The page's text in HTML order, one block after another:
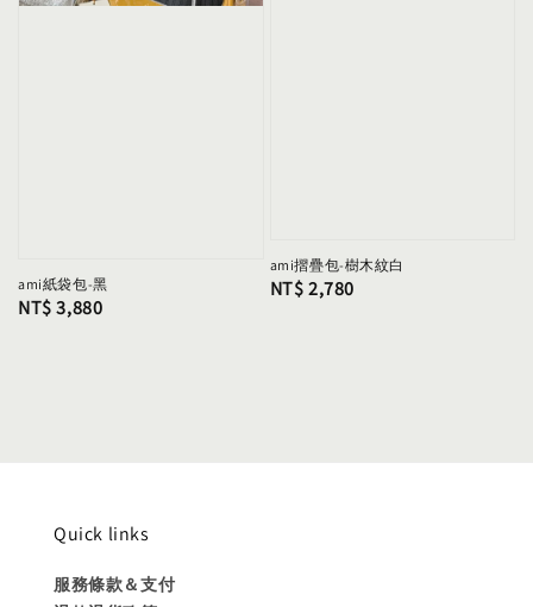
ami紙袋包-黑
Regular
NT$ 3,880
ami摺疊包-樹木紋白
Regular
NT$ 2,780
Quick links
服務條款＆支付